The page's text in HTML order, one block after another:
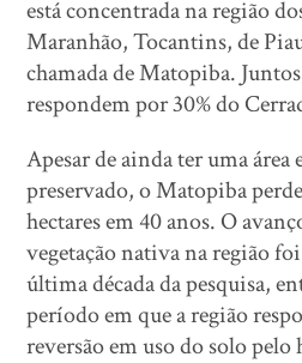
está concentrada na região
Maranhão, Tocantins, de
chamada de Matopiba.
respondem por 30% do
Apesar de ainda ter uma área
preservado, o Matopiba
hectares em 40 anos. O
vegetação nativa na região
última década da pesquisa,
período em que a região
reversão em uso do solo pelo